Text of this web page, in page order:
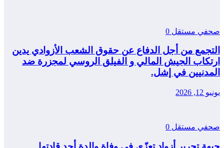
صحفي مستقل 0
التجمع من أجل الدفاع عن حقوق الشعب الأزوادي يدين
ارتكاب الجيش المالي و الفيلق الروسي لمجزرة ضد
المدنيين في إشل.
يونيو 12, 2026
صحفي مستقل 0